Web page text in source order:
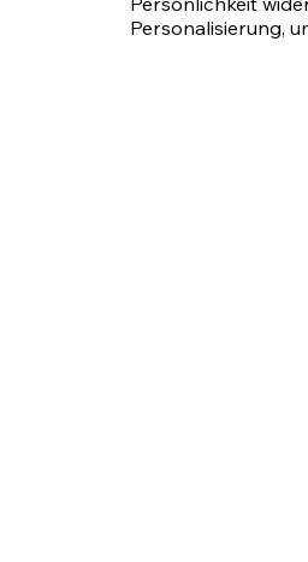
Personalisierung,